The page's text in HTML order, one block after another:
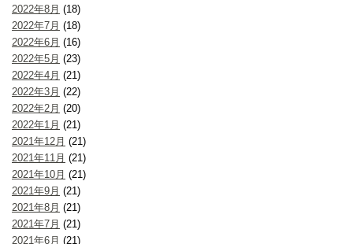
2022年8月 (18)
2022年7月 (18)
2022年6月 (16)
2022年5月 (23)
2022年4月 (21)
2022年3月 (22)
2022年2月 (20)
2022年1月 (21)
2021年12月 (21)
2021年11月 (21)
2021年10月 (21)
2021年9月 (21)
2021年8月 (21)
2021年7月 (21)
2021年6月 (21)